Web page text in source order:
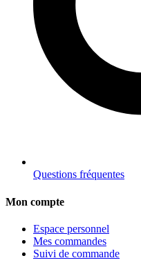
Questions fréquentes
Mon compte
Espace personnel
Mes commandes
Suivi de commande